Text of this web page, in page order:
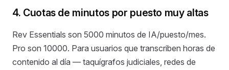
4. Cuotas de minutos por puesto muy altas
Rev Essentials son 5000 minutos de IA/puesto/mes.
Pro son 10000. Para usuarios que transcriben horas de
contenido al día — taquígrafos judiciales, redes de